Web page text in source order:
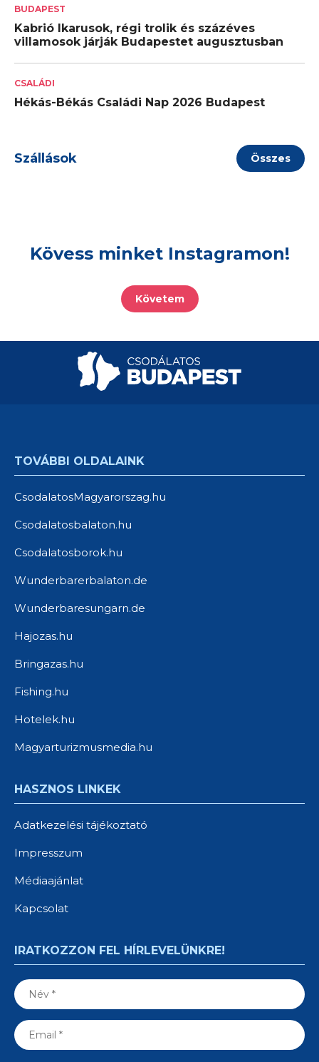
BUDAPEST
Kabrió Ikarusok, régi trolik és százéves
villamosok járják Budapestet augusztusban
CSALÁDI
Hékás-Békás Családi Nap 2026 Budapest
Szállások Összes
Kövess minket Instagramon!
Követem
TOVÁBBI OLDALAINK
CsodalatosMagyarorszag.hu
Csodalatosbalaton.hu
Csodalatosborok.hu
Wunderbarerbalaton.de
Wunderbaresungarn.de
Hajozas.hu
Bringazas.hu
Fishing.hu
Hotelek.hu
Magyarturizmusmedia.hu
HASZNOS LINKEK
Adatkezelési tájékoztató
Impresszum
Médiaajánlat
Kapcsolat
IRATKOZZON FEL HÍRLEVELÜNKRE!